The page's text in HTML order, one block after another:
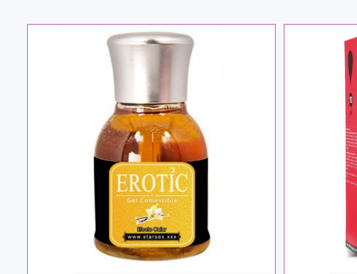
JUGAR